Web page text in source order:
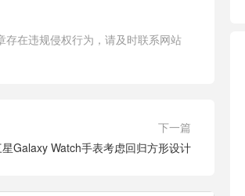
在违规侵权行为，请及时联系网站
下一篇
Galaxy Watch手表考虑回归方形设计